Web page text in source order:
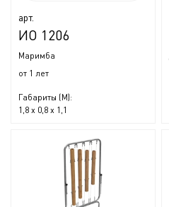
арт.
ИО 1206
Маримба
от 1 лет
Габариты (М):
1,8 x 0,8 x 1,1